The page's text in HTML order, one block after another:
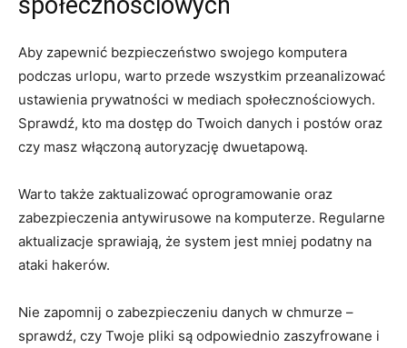
Aby zapewnić bezpieczeństwo swojego‌ komputera
podczas urlopu, warto przede⁣ wszystkim przeanalizować
ustawienia prywatności w mediach społecznościowych.
Sprawdź, kto ma⁣ dostęp do​ Twoich danych i postów oraz
czy ⁤masz włączoną autoryzację dwuetapową.
Warto także zaktualizować⁣ oprogramowanie oraz
zabezpieczenia antywirusowe na komputerze. ‍Regularne
⁤aktualizacje sprawiają, że system jest mniej⁤ podatny na
ataki hakerów.
Nie zapomnij o zabezpieczeniu danych w chmurze​ –
sprawdź, czy Twoje pliki są odpowiednio zaszyfrowane i